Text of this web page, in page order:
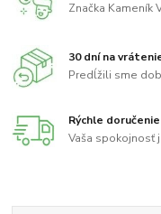
Značka Kameník
30 dní na
Predĺžili sme
Rýchle
Vaša spokojnosť